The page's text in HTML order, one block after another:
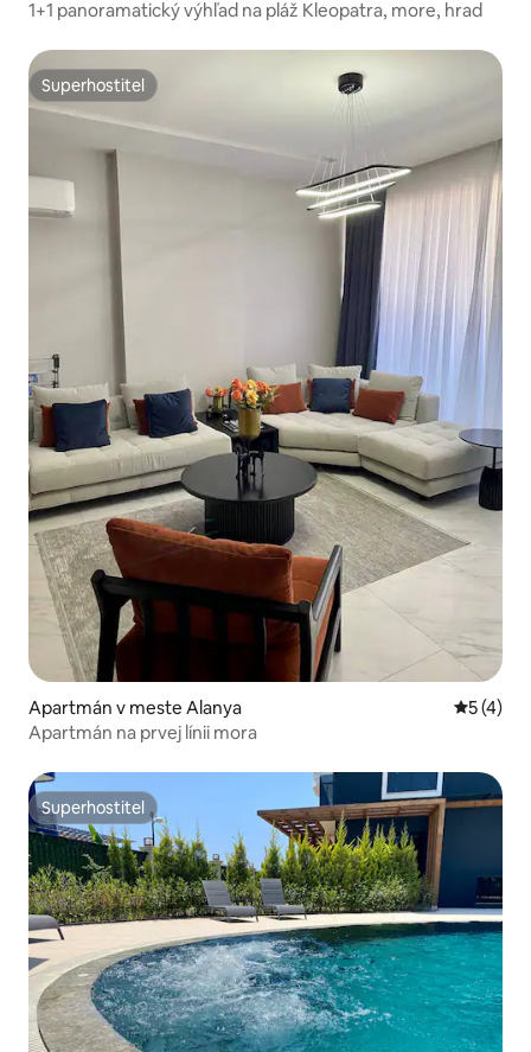
1+1 panoramatický výhľad na pláž Kleopatra, more, hrad
Superhostiteľ
Superhostiteľ
Apartmán v meste Alanya
5 (4)
Apartmán na prvej línii mora
Superhostiteľ
Superhostiteľ